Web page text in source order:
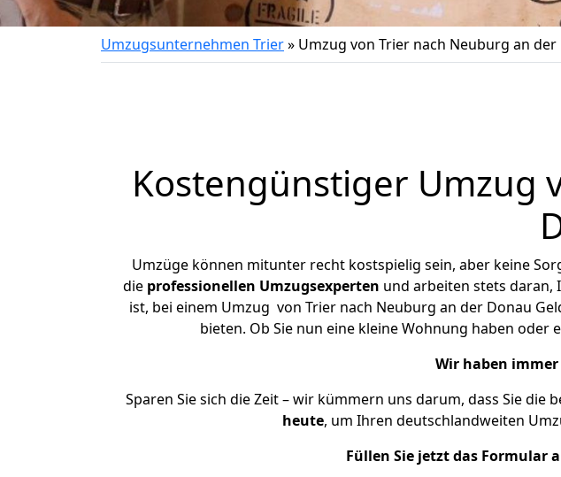
Umzugsunternehmen Trier» Umzug von Trier nach Neuburg an der
Kostengünstiger Umzug
Umzüge können mitunter recht kostspielig sein, aber keine
die professionellen Umzugsexperten und arbeiten stets daran,
ist, bei einem Umzug von Trier nach Neuburg an der Donau
bieten. Ob Sie nun eine kleine Wohnung haben oder
Wir haben
Sparen Sie sich die Zeit – wir kümmern uns darum, dass Sie die
heute, um Ihren deutschlandweiten
Füllen Sie jetzt das Formular